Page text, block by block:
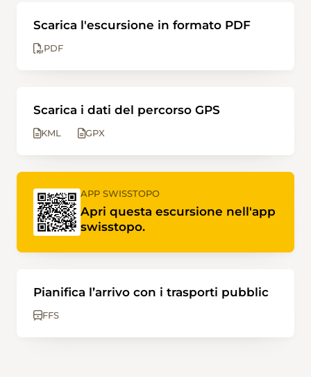
Scarica l'escursione in formato PDF
PDF
Scarica i dati del percorso GPS
KML GPX
APP SWISSTOPO
Apri questa escursione nell'app
swisstopo.
Pianifica l’arrivo con i trasporti pubblic
FFS